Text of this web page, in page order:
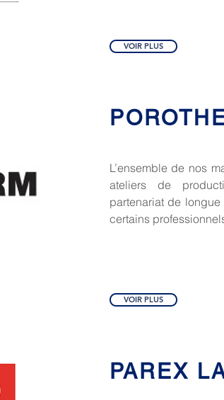
VOIR PLUS
L’ensemble de nos
ateliers de
partenariat de
certains
VOIR PLUS
PAREX